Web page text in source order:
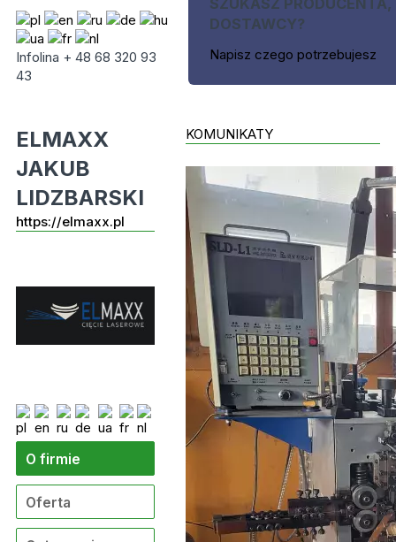
Infolina + 48 68 320 93
43
SZUKASZ PRODUCENTA,
DOSTAWCY?
Napisz czego potrzebujesz
ELMAXX
JAKUB
LIDZBARSKI
https://elmaxx.pl
O firmie
Oferta
KOMUNIKATY